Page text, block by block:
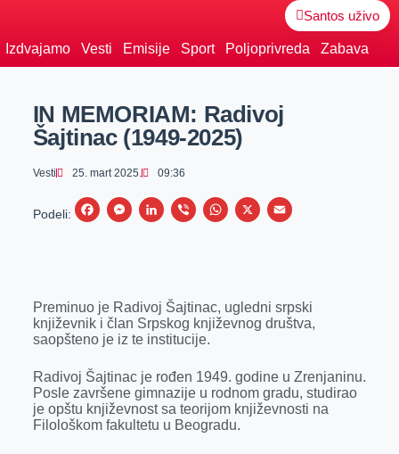
Santos uživo
Izdvajamo Vesti Emisije Sport Poljoprivreda Zabava
IN MEMORIAM: Radivoj
Šajtinac (1949-2025)
Vesti 25. mart 2025. 09:36
Podeli:
F
b
o
k
M
e
n
e
r
L
e
d
n
V
r
W
s
p
X
E
l
Preminuo je Radivoj Šajtinac, ugledni srpski
književnik i član Srpskog književnog društva,
saopšteno je iz te institucije.
Radivoj Šajtinac je rođen 1949. godine u Zrenjaninu.
Posle završene gimnazije u rodnom gradu, studirao
je opštu književnost sa teorijom književnosti na
Filološkom fakultetu u Beogradu.